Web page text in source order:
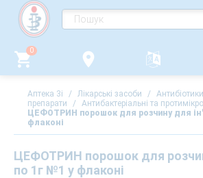
0
Аптека 3i / Лікарські засоби /
препарати
/ Антибактеріальні та
ЦЕФОТРИН порошок для розчину для
флаконі
ЦЕФОТРИН порошок для
по 1г №1 у флаконі